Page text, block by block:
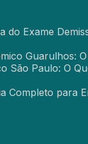
do Exame
Guarulhos:
São Paulo: O
Completo para